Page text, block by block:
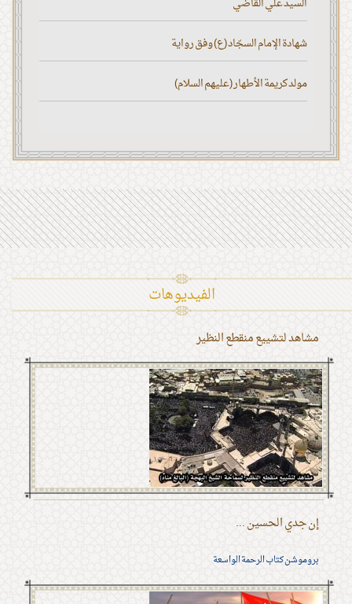
شهادة الإمام السجّاد (ع) وفق رواية
مولد كريمة الأطهار (عليهم السلام)
الفیدیوهات
مشاهد لتشييع منقطع النظير
إن جدي الحسين ...
بروموشن كتاب الرحمة الواسعة